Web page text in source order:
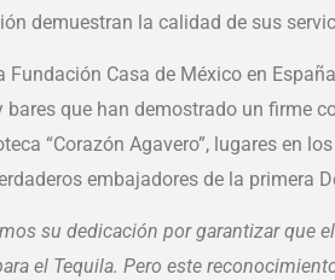
demuestran la calidad de sus
Fundación Casa de México en
que han demostrado un firme
“Corazón Agavero”, lugares
embajadores de la primera
su dedicación por garantizar
el Tequila. Pero este